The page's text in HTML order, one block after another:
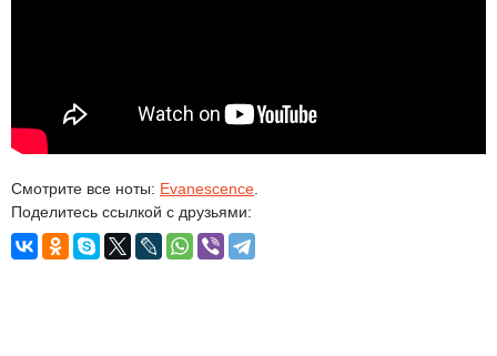
Смотрите все ноты: Evanescence
Поделитесь ссылкой с друзьями: